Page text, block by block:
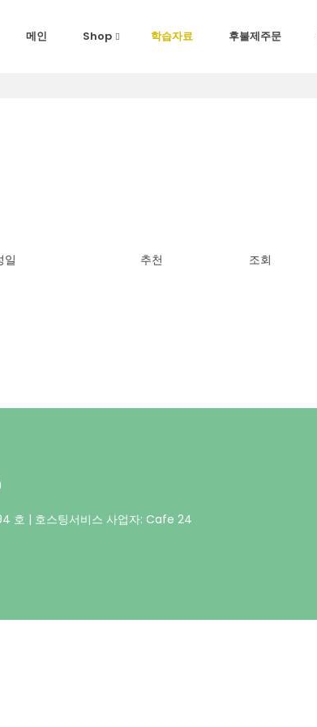
메인 Shop 학습자료 후불제주문
일 추천 조회
호 | 호스팅서비스 사업자: Cafe 24